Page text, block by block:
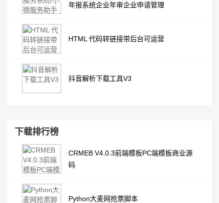
年报系统企业年审企业申请管理
HTML 代码转链接带后台可运营
抖音解析下载工具V3
下载排行榜
CRMEB V4.0.3前端模板PC端模板商业源
码
Python大麦网抢票脚本